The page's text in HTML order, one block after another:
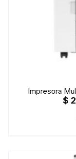
Impresora
$